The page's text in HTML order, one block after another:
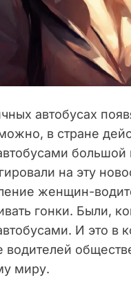
автобусах
в стране
большой
на эту
женщин-
гонки. Были,
И это в
миру.